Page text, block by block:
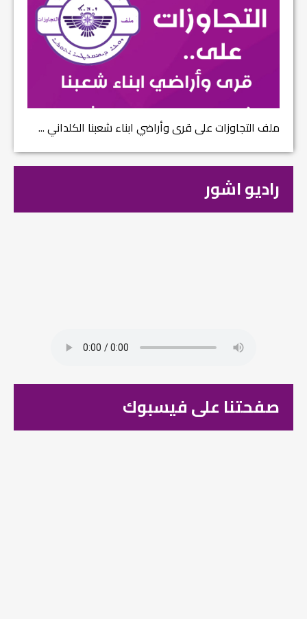
ملف التجاوزات على قرى وأراضي ابناء شعبنا الكلداني ...
راديو اشور
صفحتنا على فيسبوك